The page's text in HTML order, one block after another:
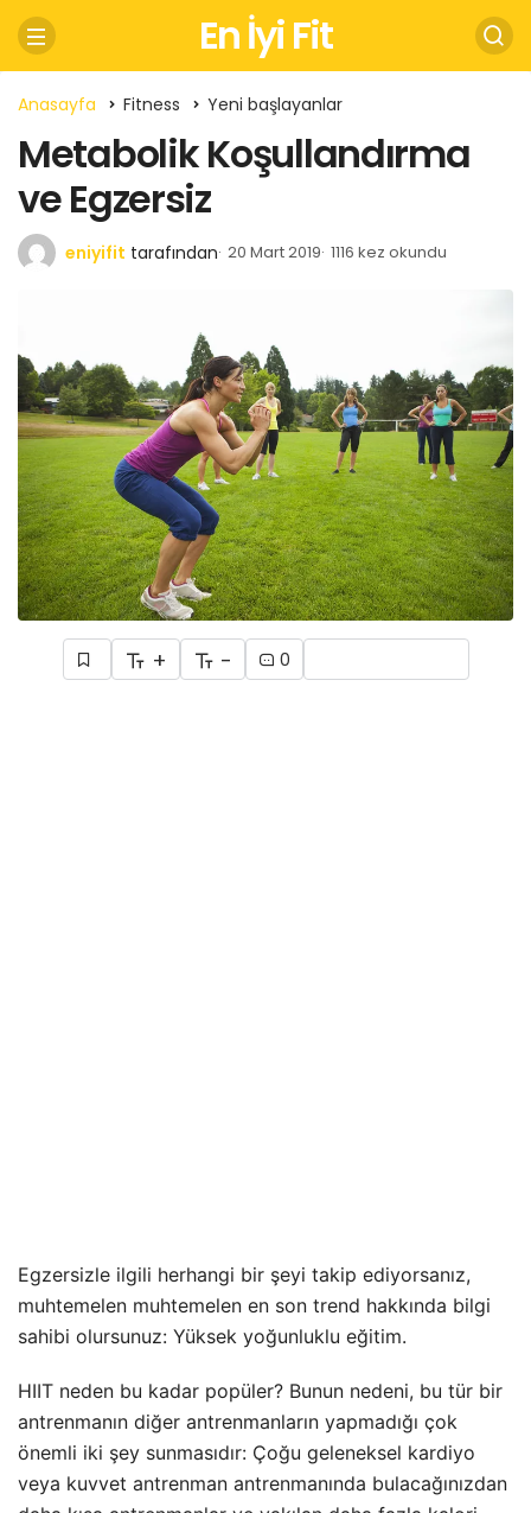
En İyi Fit
Anasayfa Fitness Yeni başlayanlar
Metabolik Koşullandırma
ve Egzersiz
eniyifit tarafından 20 Mart 2019 1116 kez okundu
+ - 0
Egzersizle ilgili herhangi bir şeyi takip ediyorsanız,
muhtemelen muhtemelen en son trend hakkında bilgi
sahibi olursunuz: Yüksek yoğunluklu eğitim.
HIIT neden bu kadar popüler? Bunun nedeni, bu tür bir
antrenmanın diğer antrenmanların yapmadığı çok
önemli iki şey sunmasıdır: Çoğu geleneksel kardiyo
veya kuvvet antrenman antrenmanında bulacağınızdan